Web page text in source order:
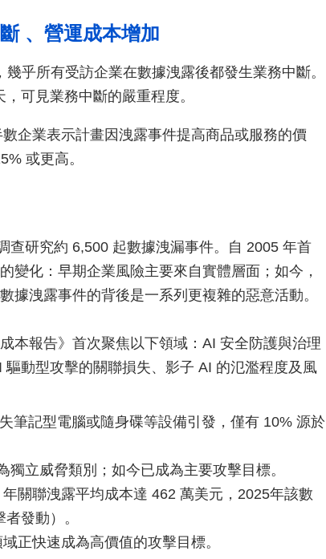
、營運成本增加
乎所有受訪企業在數據洩露後都發生業務中斷。
可見業務中斷的嚴重程度。
企業表示計畫因洩露事件提高商品或服務的價
或更高。
查研究約 6,500 起數據洩漏事件。自 2005 年首
變化：早期企業風險主要來自實體層面；如今，
據洩露事件的背後是一系列更複雜的惡意活動。
本報告》首次聚焦以下領域：AI 安全防護與治理
動型攻擊的關聯損失、影子 AI 的氾濫程度及風
筆記型電腦或隨身碟等設備引發，僅有 10% 源於
獨立威脅類別；如今已成為主要攻擊目標。
關聯洩露平均成本達 462 萬美元，2025年該數
者發動）。
正快速成為高價值的攻擊目標。